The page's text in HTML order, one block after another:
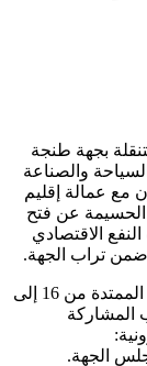
بجهة طنجة
والصناعة
مع عمالة إقليم
عن فتح
الاقتصادي
ضمن تراب الجهة.
وستنظم الفعاليات بمدينة شفشاون خلال الفترة الممتدة من 16 إلى
المشاركة
الجهة.